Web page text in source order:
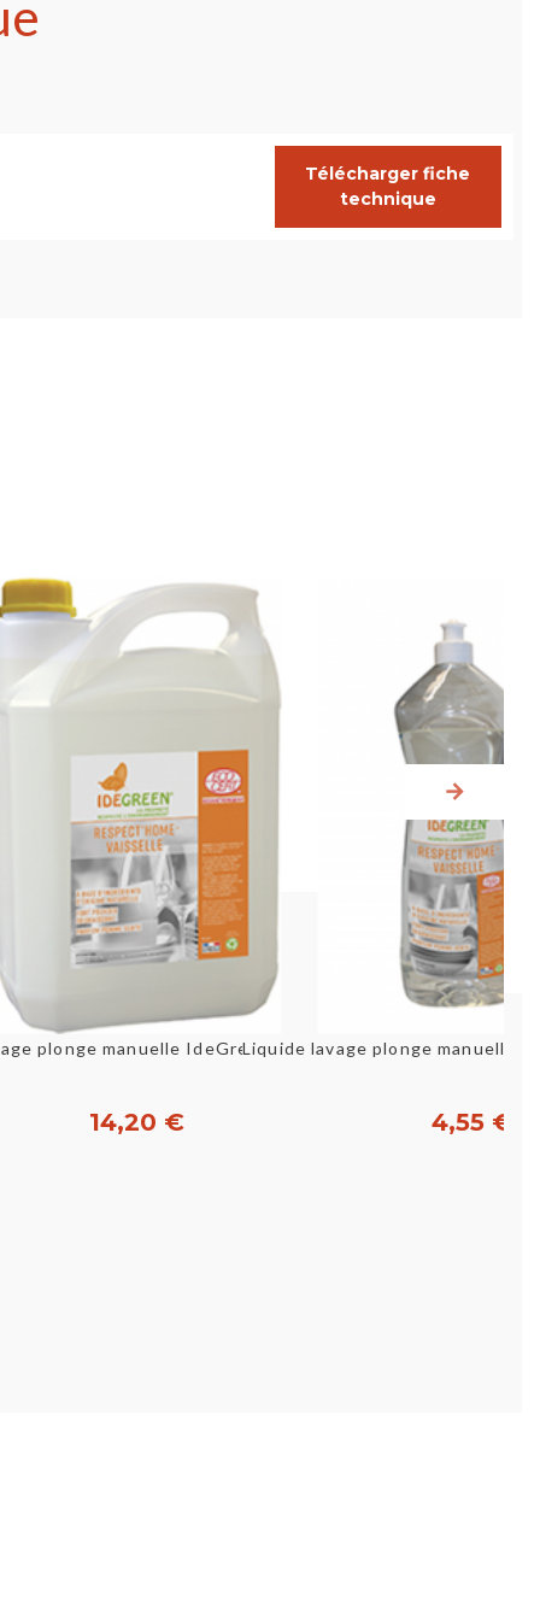
Télécharger fiche
technique
Sallosphère extrême - lave verre - cartouches de 355 g -... Aperçu rapide Liquide lavage plonge manuelle IdeGreen 5L - Green Star
14,20 €
Aperçu rapide
4,55 €